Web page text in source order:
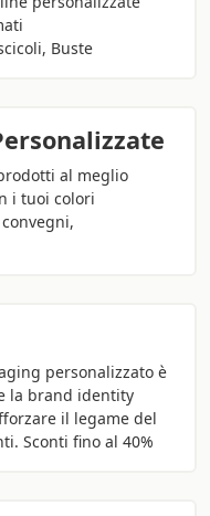
Buste
al meglio
i tuoi colori
personalizzato è
la brand identity
il legame del
Sconti fino al 40%